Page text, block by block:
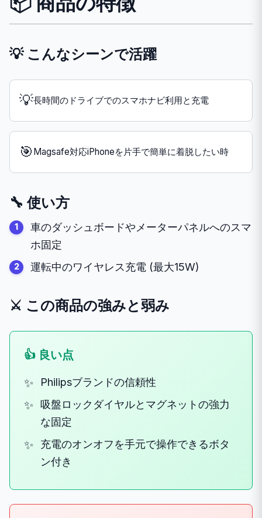
💡 こんなシーンで活躍
💡長時間のドライブでのスマホナビ利用と充電
🎯 Magsafe対応iPhoneを片手で簡単に着脱したい時
🔧 使い方
車のダッシュボードやメーターパネルへのスマ
ホ固定
運転中のワイヤレス充電 (最大15W)
⚔️ この商品の強みと弱み
👍 良い点
Philipsブランドの信頼性
吸盤ロックダイヤルとマグネットの強力
な固定
充電のオンオフを手元で操作できるボタ
ン付き